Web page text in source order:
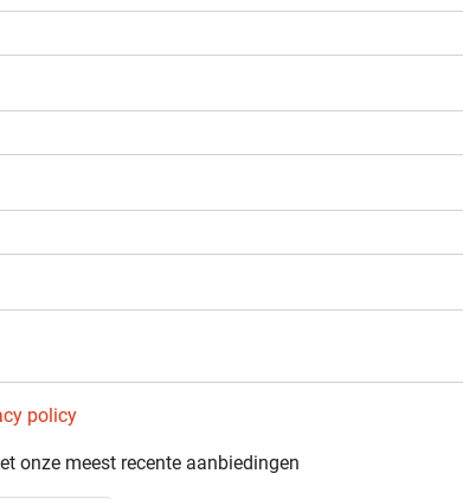
policy
onze meest recente aanbiedingen